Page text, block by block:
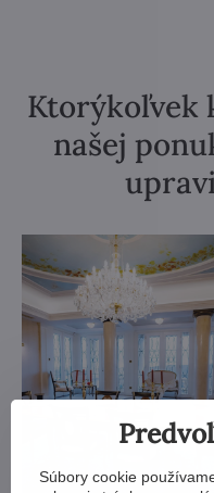
Ktorýkoľvek
našej
Súbory cookie